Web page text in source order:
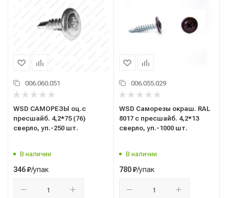
006.060.051
WSD САМОРЕЗЫ оц.с
пресшайб. 4,2*75 (76)
сверло, уп.-250 шт.
В наличии
346₽/упак
006.055.029
WSD Саморезы окраш. RAL
8017 с пресшайб. 4,2*13
сверло, уп.-1000 шт.
В наличии
780₽/упак